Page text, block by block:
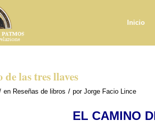
Inicio
las tres llaves
en Reseñas de libros / por Jorge Facio Lince
EL CAMINO